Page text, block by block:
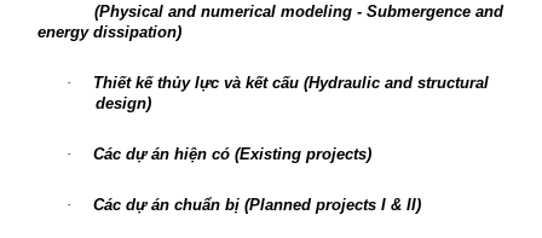
(Physical and numerical modeling - Submergence and
energy dissipation)
·
Thiết kế thủy lực và kết cấu (Hydraulic and structural
design)
· Các dự án hiện có (Existing projects)
· Các dự án chuẩn bị (Planned projects I & II)